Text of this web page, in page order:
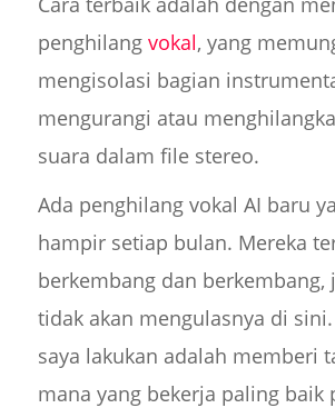
penghilang vokal, yang
mengisolasi bagian
mengurangi atau
suara dalam file stereo.
Ada penghilang vokal AI baru
hampir setiap bulan. Mereka
berkembang dan berkembang,
tidak akan mengulasnya di
saya lakukan adalah memberi
mana yang bekerja paling baik